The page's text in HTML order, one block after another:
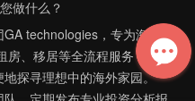
做什么？
technologies，专为海外投
、移居等全流程服务，打破语
探寻理想中的海外家园。